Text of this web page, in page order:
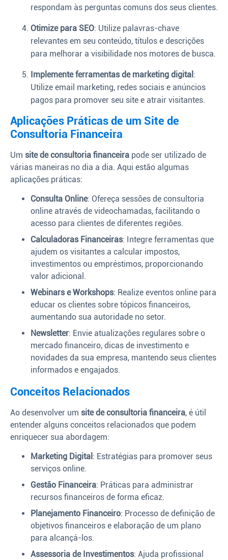
respondam às perguntas comuns dos seus clientes.
Otimize para SEO: Utilize palavras-chave
relevantes em seu conteúdo, títulos e descrições
para melhorar a visibilidade nos motores de busca.
Implemente ferramentas de marketing digital :
Utilize email marketing, redes sociais e anúncios
pagos para promover seu site e atrair visitantes.
Aplicações Práticas de um Site de
Consultoria Financeira
Um site de consultoria financeira pode ser utilizado de
várias maneiras no dia a dia. Aqui estão algumas
aplicações práticas:
Consulta Online: Ofereça sessões de consultoria
online através de videochamadas, facilitando o
acesso para clientes de diferentes regiões.
Calculadoras Financeiras: Integre ferramentas que
ajudem os visitantes a calcular impostos,
investimentos ou empréstimos, proporcionando
valor adicional.
Webinars e Workshops: Realize eventos online para
educar os clientes sobre tópicos financeiros,
aumentando sua autoridade no setor.
Newsletter: Envie atualizações regulares sobre o
mercado financeiro, dicas de investimento e
novidades da sua empresa, mantendo seus clientes
informados e engajados.
Conceitos Relacionados
Ao desenvolver um site de consultoria financeira, é útil
entender alguns conceitos relacionados que podem
enriquecer sua abordagem:
Marketing Digital : Estratégias para promover seus
serviços online.
Gestão Financeira: Práticas para administrar
recursos financeiros de forma eficaz.
Planejamento Financeiro: Processo de definição de
objetivos financeiros e elaboração de um plano
para alcançá-los.
Assessoria de Investimentos: Ajuda profissional